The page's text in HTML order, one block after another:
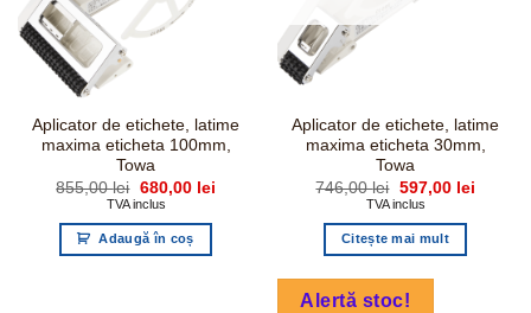
Aplicator de etichete, latime
maxima eticheta 100mm,
Towa
855,00lei Prețul
inițial
fost:
855,00 lei.
680,00 leiPrețul
TVA inclus
Adaugă în coș
Aplicator de etichete, latime
maxima eticheta 30mm,
Towa
746,00lei Prețul
inițial
fost:
746,00 lei.
597,00 leiPrețul
TVA inclus
Citește mai mult
Alertă stoc!